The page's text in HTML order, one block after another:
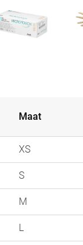
Maat
XS
S
M
L